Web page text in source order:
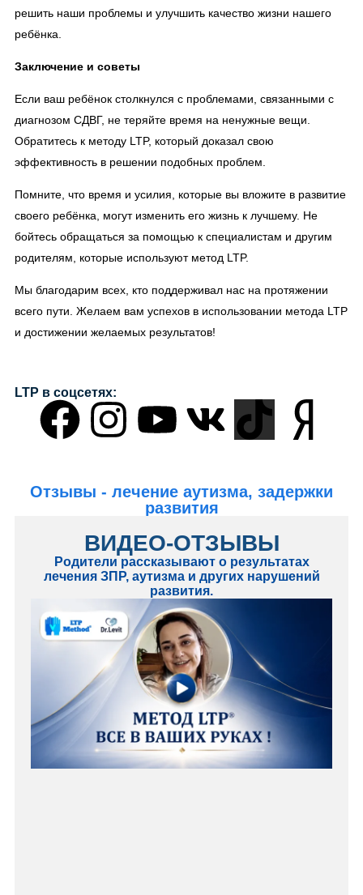
решить наши проблемы и улучшить качество жизни нашего
ребёнка.
Заключение и советы
Если ваш ребёнок столкнулся с проблемами, связанными с
диагнозом СДВГ, не теряйте время на ненужные вещи.
Обратитесь к методу LTP, который доказал свою
эффективность в решении подобных проблем.
Помните, что время и усилия, которые вы вложите в развитие
своего ребёнка, могут изменить его жизнь к лучшему. Не
бойтесь обращаться за помощью к специалистам и другим
родителям, которые используют метод LTP.
Мы благодарим всех, кто поддерживал нас на протяжении
всего пути. Желаем вам успехов в использовании метода LTP
и достижении желаемых результатов!
LTP в соцсетях:
Отзывы - лечение аутизма, задержки
развития
ВИДЕО-ОТЗЫВЫ
Родители рассказывают о результатах
лечения ЗПР, аутизма и других нарушений
развития.